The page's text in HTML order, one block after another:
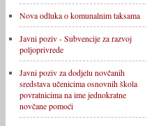
Nova odluka o komunalnim taksama
Javni poziv - Subvencije za razvoj
poljoprivrede
Javni poziv za dodjelu novčanih
sredstava učenicima osnovnih škola
povratnicima na ime jednokratne
novčane pomoći